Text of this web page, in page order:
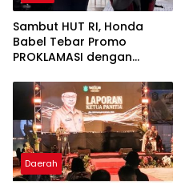
Sambut HUT RI, Honda
Babel Tebar Promo
PROKLAMASI dengan
Jutaan Rupiah
Daerah